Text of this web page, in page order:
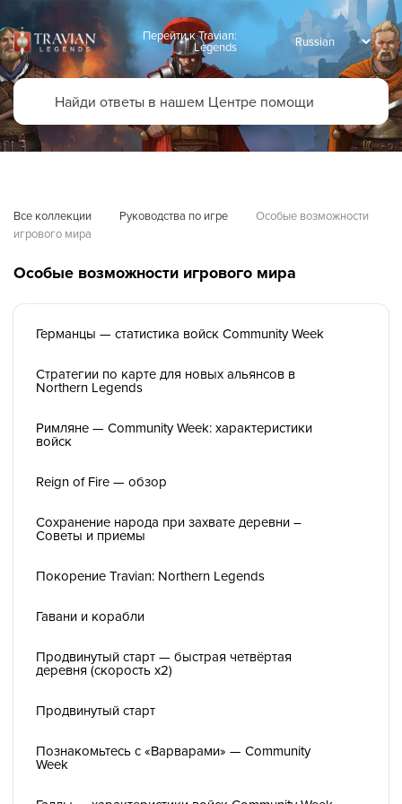
Перейти к Travian:
Legends
Все коллекции Руководства по игре
Особые возможности
игрового мира
Особые возможности игрового мира
Германцы — статистика войск Community Week
Стратегии по карте для новых альянсов в
Northern Legends
Римляне — Community Week: характеристики
войск
Reign of Fire — обзор
Сохранение народа при захвате деревни –
Советы и приемы
Покорение Travian: Northern Legends
Гавани и корабли
Продвинутый старт — быстрая четвёртая
деревня (скорость x2)
Продвинутый старт
Познакомьтесь с «Варварами» — Community
Week